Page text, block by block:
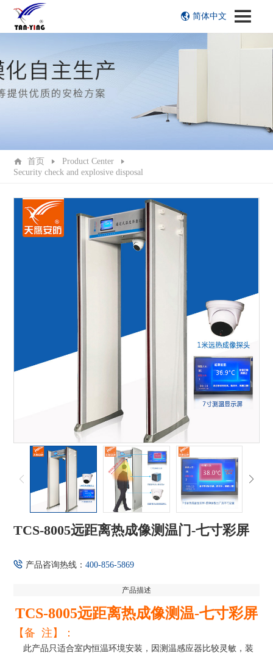
简体中文
首页
Product Center
Security check and explosive disposal
TCS-8005远距离热成像测温门-七寸彩屏
产品咨询热线： 400-856-5869
产品描述
TCS-8005远距离热成像测温-七寸彩屏
【备 注】：
此产品只适合室内恒温环境安装，因测温感应器比较灵敏，装